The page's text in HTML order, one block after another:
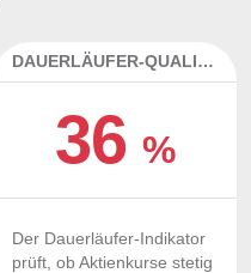
DAUERLÄUFER-QUALITÄTEN
36%
Der Dauerläufer-Indikator
prüft, ob Aktienkurse stetig